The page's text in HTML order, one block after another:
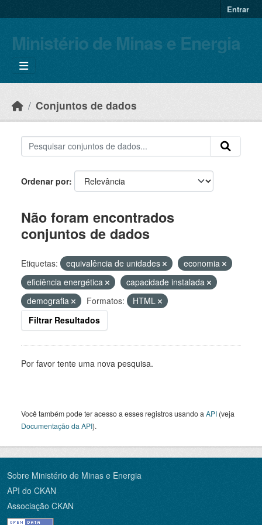
Entrar
Ministério de Minas e Energia
Conjuntos de dados
Ordenar por
Não foram encontrados
conjuntos de dados
Etiquetas: equivalência de unidades
economia
eficiência energética
capacidade instalada
demografia
Formatos:
HTML
Filtrar Resultados
Por favor tente uma nova pesquisa.
Você também pode ter acesso a esses registros usando a API (veja
Documentação da API).
Sobre Ministério de Minas e Energia
API do CKAN
Associação CKAN